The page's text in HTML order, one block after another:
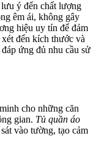
ý đến chất lượng
êm ái, không gây
hiệu uy tín để đảm
đến kích thước và
ứng đủ nhu cầu sử
cho những căn
gian. Tủ quần áo
vào tường, tạo cảm